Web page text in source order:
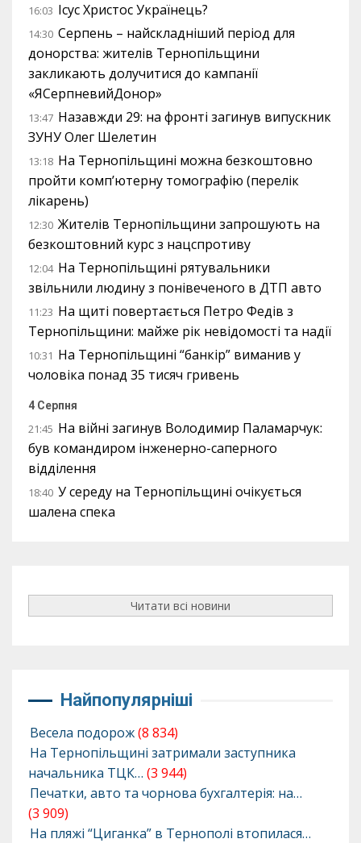
16:03 Ісус Христос Українець?
14:30 Серпень – найскладніший період для
донорства: жителів Тернопільщини
закликають долучитися до кампанії
«ЯСерпневийДонор»
13:47 Назавжди 29: на фронті загинув випускник
ЗУНУ Олег Шелетин
13:18 На Тернопільщині можна безкоштовно
пройти комп’ютерну томографію (перелік
лікарень)
12:30 Жителів Тернопільщини запрошують на
безкоштовний курс з нацспротиву
12:04 На Тернопільщині рятувальники
звільнили людину з понівеченого в ДТП авто
11:23 На щиті повертається Петро Федів з
Тернопільщини: майже рік невідомості та надії
10:31 На Тернопільщині “банкір” виманив у
чоловіка понад 35 тисяч гривень
4 Серпня
21:45 На війні загинув Володимир Паламарчук:
був командиром інженерно-саперного
відділення
18:40 У середу на Тернопільщині очікується
шалена спека
Читати всі новини
Найпопулярніші
Весела подорож(8 834)
На Тернопільщині затримали заступника
начальника ТЦК… (3 944)
Печатки, авто та чорнова бухгалтерія: на…
(3 909)
На пляжі “Циганка” в Тернополі втопилася…